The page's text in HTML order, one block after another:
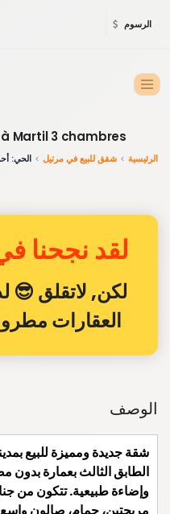
الرسوم
Martil 3 chambres
الرئيسية شقق للبيع في مرتيل الحي:
لقد نجحنا
لكن, لاتقلق 😎
العقارات
الوصف
الطابق الثالث بعمارة بدون
وإضاءة طبيعية. تتكون من